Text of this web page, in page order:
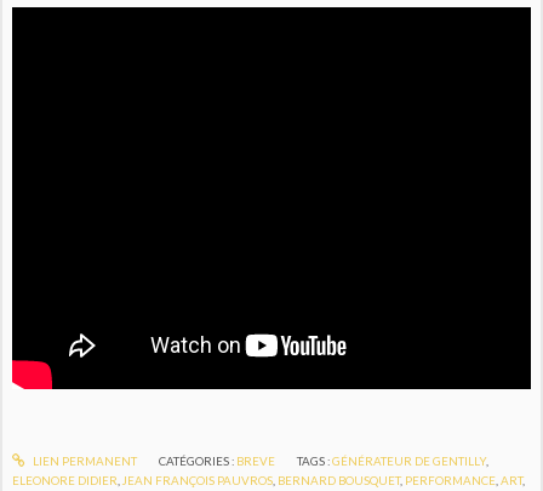
LIEN PERMANENT CATÉGORIES : BREVE TAGS :GÉNÉRATEUR DE GENTILLY,
ELEONORE DIDIER JEAN FRANÇOIS PAUVROS BERNARD BOUSQUET, PERFORMANCE ,ART,